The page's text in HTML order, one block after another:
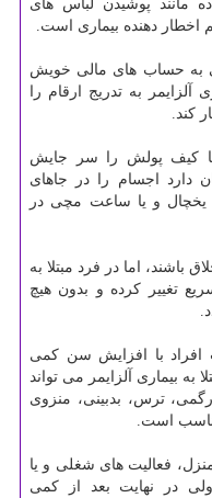
مانند پوشیدن لباس های
اخطار دهنده بیماری است.
به حساب های مالی خویش
آلزایمر به تدریج ارقام را
كند.
یا كیف پولش را سر جایش
دارد اجسام را در جاهای
یخچال و یا ساعت مچی در
باشند، اما در فرد مبتلا به
تغییر كرده و بدون هیچ
با افزایش سن كمی
به بیماری آلزایمر می تواند
ترس، بدبینی، منزوی
است.
فعالیت های شغلی و یا
در نهایت بعد از كمی